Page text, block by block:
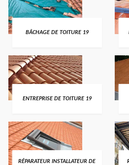
BÂCHAGE DE TOITURE 19
ENTREPRISE DE TOITURE 19
RÉPARATEUR INSTALLATEUR DE